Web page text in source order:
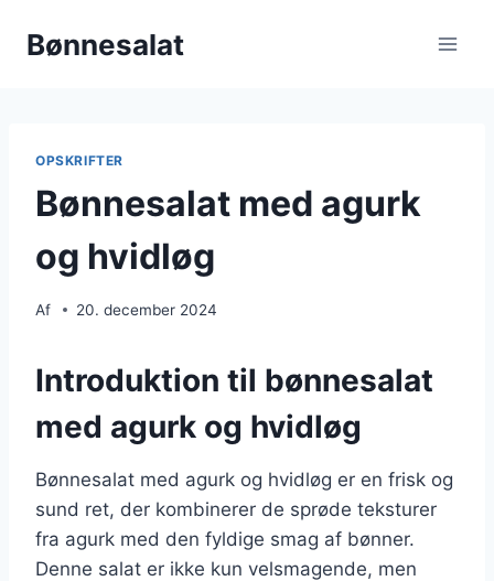
Bønnesalat
OPSKRIFTER
Bønnesalat med agurk
og hvidløg
Af 20. december 2024
Introduktion til bønnesalat
med agurk og hvidløg
Bønnesalat med agurk og hvidløg er en frisk og
sund ret, der kombinerer de sprøde teksturer
fra agurk med den fyldige smag af bønner.
Denne salat er ikke kun velsmagende, men